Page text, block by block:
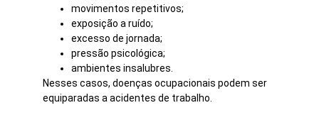
movimentos repetitivos;
exposição a ruído;
excesso de jornada;
pressão psicológica;
ambientes insalubres.
Nesses casos, doenças ocupacionais podem ser
equiparadas a acidentes de trabalho.